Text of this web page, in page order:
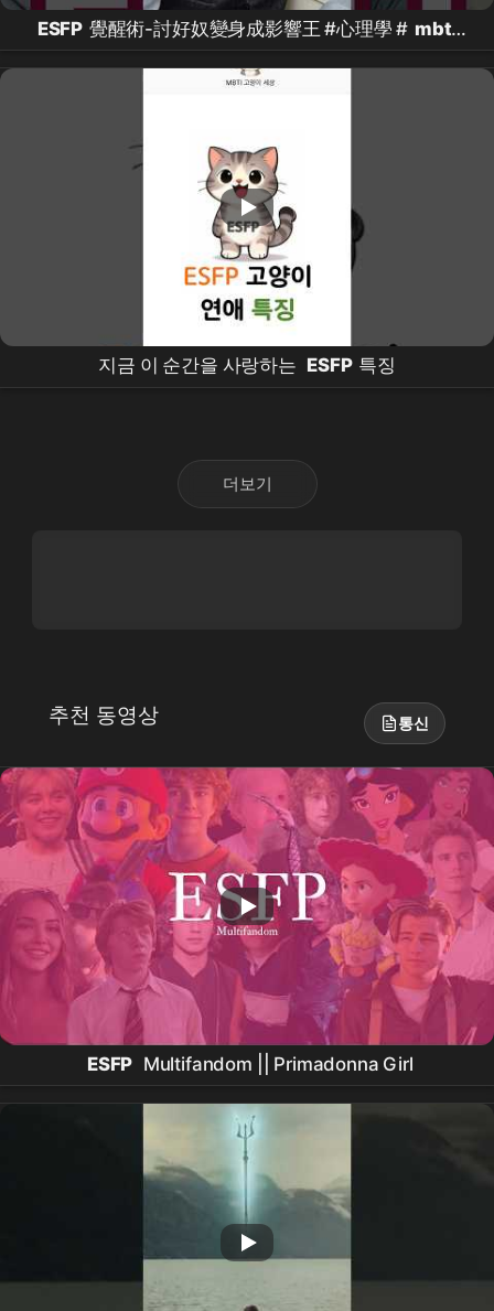
ESFP 覺醒術-討好奴變身成影響王 #心理學 # mbti
#探索自我 #自我成長 #討好型人格
지금 이 순간을 사랑하는 ESFP 특징
더보기
추천 동영상 통신
ESFP Multifandom || Primadonna Girl